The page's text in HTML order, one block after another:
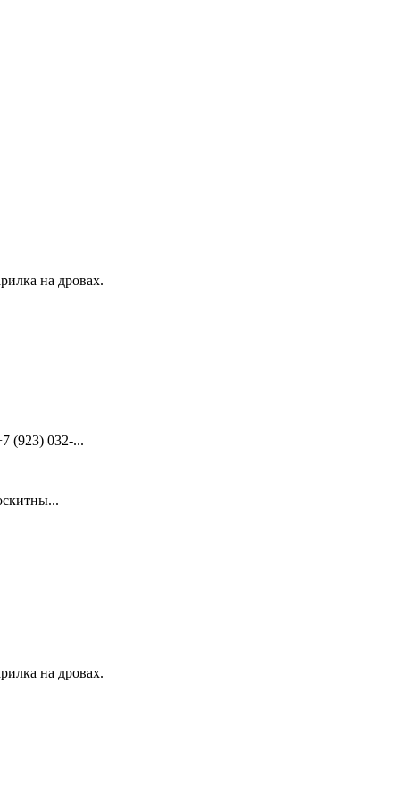
на дровах.
(923) 032-...
на дровах.